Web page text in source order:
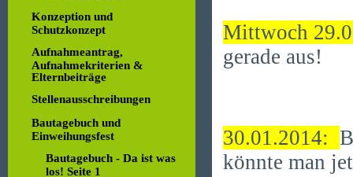
Konzeption und
Schutzkonzept
Aufnahmeantrag,
Aufnahmekriterien &
Elternbeiträge
Stellenausschreibungen
Bautagebuch und
Einweihungsfest
Bautagebuch - Da ist was
los! Seite 1
Mittwoch
gerade aus!
30.01.2014:
könnte man